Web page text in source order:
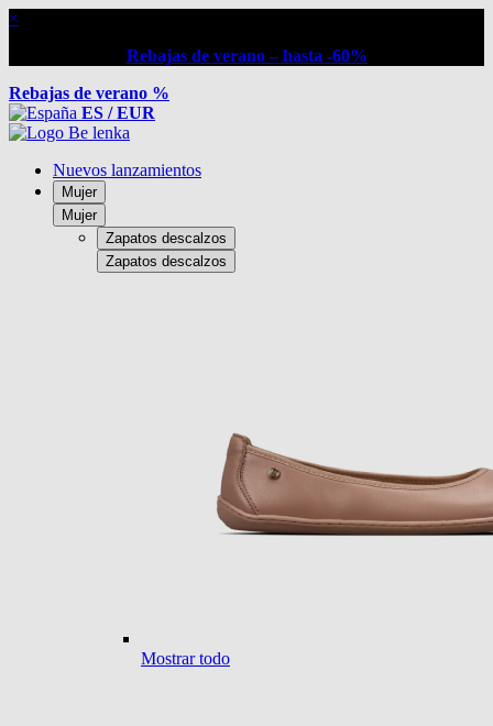
×
Rebajas de verano – hasta -60%
Rebajas de verano %
ES / EUR
Nuevos lanzamientos
Mujer
Mujer
Zapatos descalzos
Zapatos descalzos
Mostrar todo